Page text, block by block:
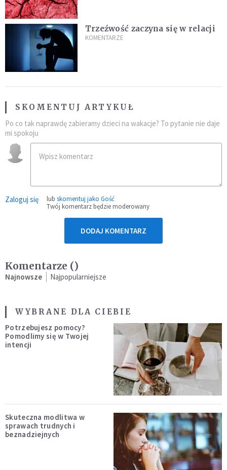
Trzeźwość zaczyna się w relacji
KOMENTARZE
SKOMENTUJ ARTYKUŁ
Po co tak naprawdę zabieramy dzieci na wakacje? To pytanie nie daje
mi spokoju
Zaloguj się lub skomentuj jako Gość
Twój komentarz będzie moderowany
DODAJ KOMENTARZ
Komentarze ()
Najnowsze Najpopularniejsze
WYBRANE DLA CIEBIE
Potrzebujesz pomocy?
Pomodlimy się w Twojej
intencji
Skuteczna modlitwa w
sprawach trudnych i
beznadziejnych